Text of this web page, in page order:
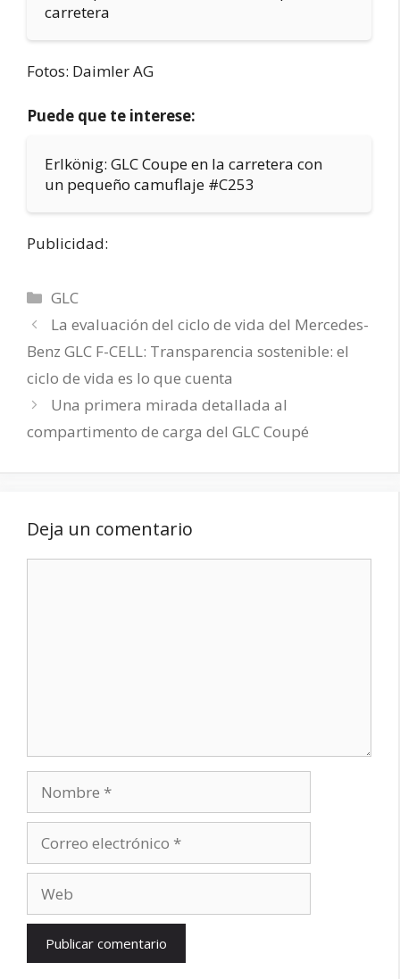
carretera
Fotos: Daimler AG
Puede que te interese:
Erlkönig: GLC Coupe en la carretera con
un pequeño camuflaje #C253
Publicidad:
Categorías
GLC
La evaluación del ciclo de vida del Mercedes-
Benz GLC F-CELL: Transparencia sostenible: el
ciclo de vida es lo que cuenta
Una primera mirada detallada al
compartimento de carga del GLC Coupé
Deja un comentario
electrónico